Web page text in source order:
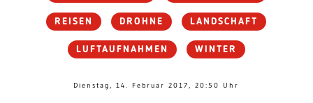
REISEN DROHNE LANDSCHAFT
LUFTAUFNAHMEN WINTER
Dienstag, 14. Februar 2017, 20:50 Uhr